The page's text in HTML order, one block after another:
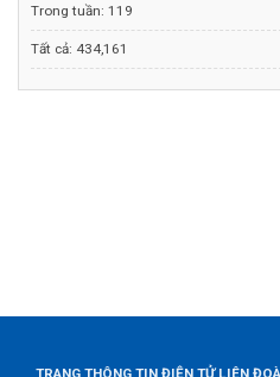
Trong tuần: 119
Tất cả: 434,161
TRANG THÔNG TIN ĐIỆN TỬ LIÊN